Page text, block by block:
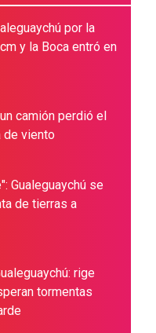
por la
y la Boca entró en
camión perdió el
de viento
Gualeguaychú se
de tierras a
rige
tormentas